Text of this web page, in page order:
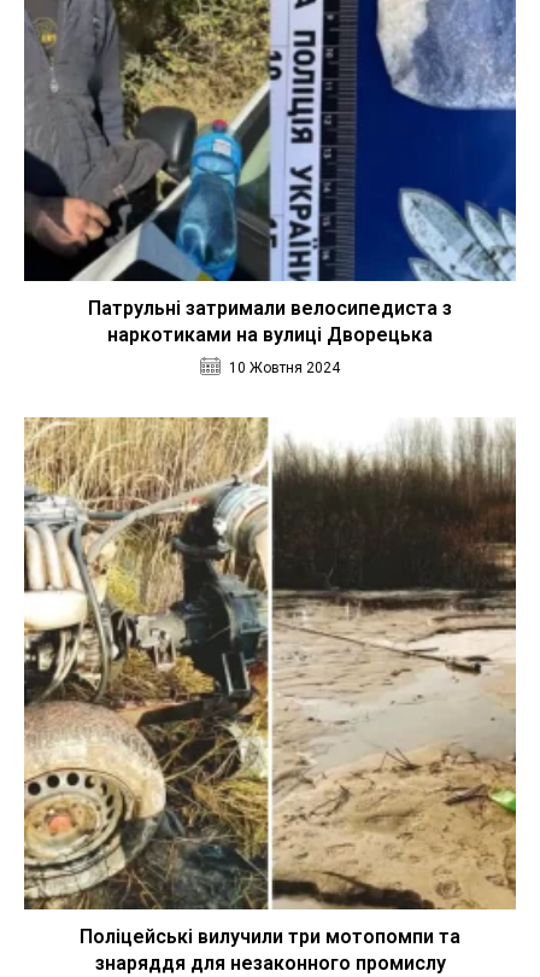
Патрульні затримали велосипедиста з
наркотиками на вулиці Дворецька
10 Жовтня 2024
Поліцейські вилучили три мотопомпи та
знаряддя для незаконного промислу